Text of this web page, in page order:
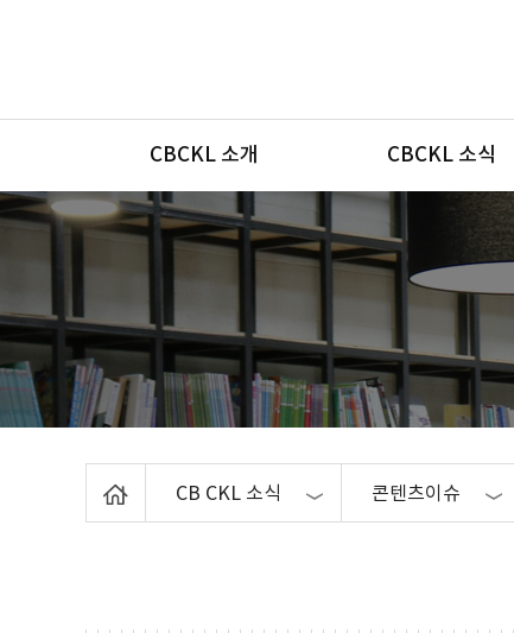
메뉴
CBCKL 소개 CBCKL 소식
CB CKL 소식 콘텐츠이슈